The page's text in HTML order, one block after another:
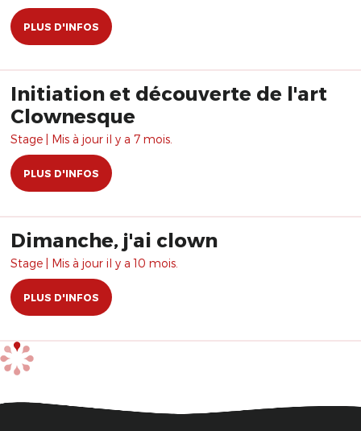
PLUS D'INFOS
Initiation et découverte de l'art
Clownesque
Stage | Mis à jour il y a 7 mois.
PLUS D'INFOS
Dimanche, j'ai clown
Stage | Mis à jour il y a 10 mois.
PLUS D'INFOS